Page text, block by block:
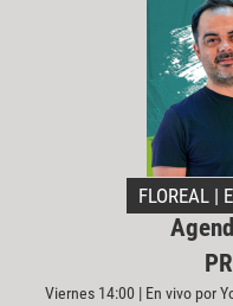
FLOREAL |
Viernes 14:00 | En vivo por